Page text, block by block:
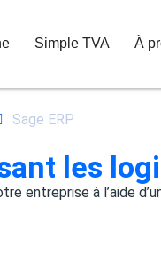
Simple TVA À
Sage ERP
les
entreprise à l’aide